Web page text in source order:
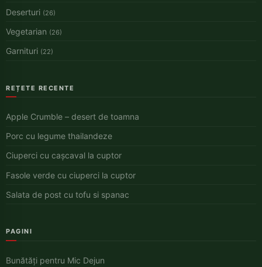
Deserturi (26)
Vegetarian (26)
Garnituri (22)
REȚETE RECENTE
Apple Crumble – desert de toamna
Porc cu legume thailandeze
Ciuperci cu cașcaval la cuptor
Fasole verde cu ciuperci la cuptor
Salata de post cu tofu si spanac
PAGINI
Bunătăți pentru Mic Dejun